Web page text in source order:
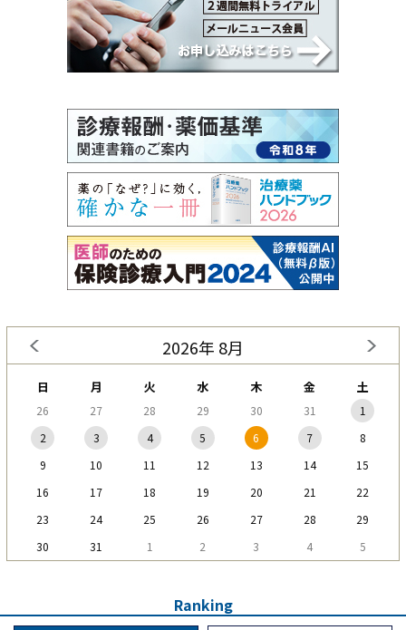
2026年 8月
日 月 火 水 木 金 土
26 27 28 29 30 31
1
2
3 4 5 6 7
8
9
10 11 12 13 14
15
16
17 18 19 20 21
22
23
24 25 26 27 28
29
30
31 1 2 3 4 5
Ranking